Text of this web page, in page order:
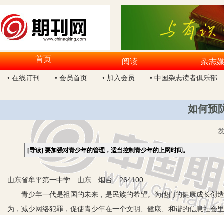
首页 阅读 杂志
• 在线订刊 • 会员首页 • 加入会员 • 中国杂志读者俱乐部
如何预
[导读]要加强对青少年的管理，适当控制青少年的上网时间。
山东省牟平第一中学 山东 烟台 264100
青少年一代是祖国的未来，是民族的希望。为他们的健康成长创
为，减少网络犯罪，促使青少年在一个文明、健康、和谐的信息社